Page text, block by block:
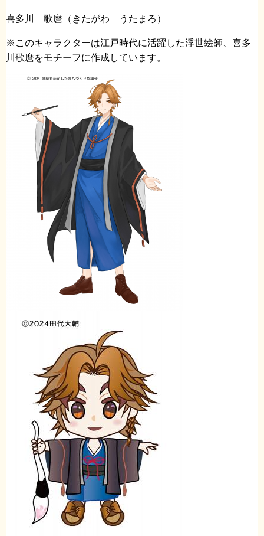
喜多川 歌麿（きたがわ うたまろ）
※このキャラクターは江戸時代に活躍した浮世絵師、喜多
川歌麿をモチーフに作成しています。